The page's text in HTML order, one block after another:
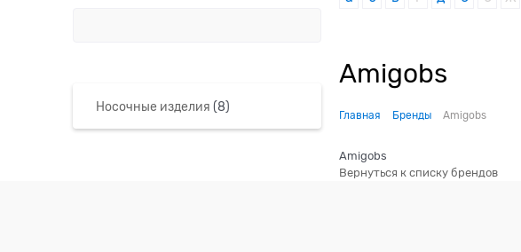
Носочные изделия (8)
Amigobs
Главная Бренды Amigobs
Amigobs
Вернуться к списку брендов